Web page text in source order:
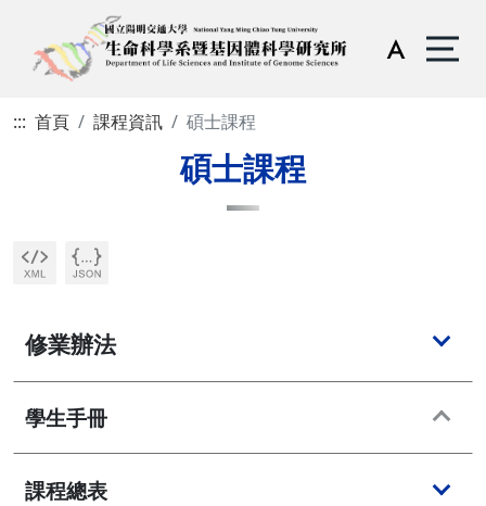
::: 首頁 課程資訊 碩士課程
碩士課程
修業辦法
學生手冊
課程總表